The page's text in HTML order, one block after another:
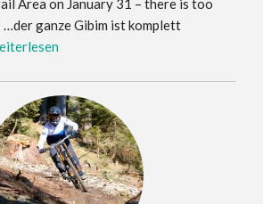
Area on January 31 – there is too
…der ganze Gibim ist komplett